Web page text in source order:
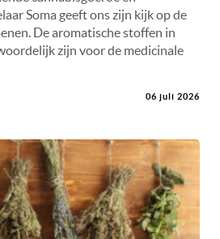
Soma geeft ons zijn kijk op de
De aromatische stoffen in
zijn voor de medicinale
06 juli 2026